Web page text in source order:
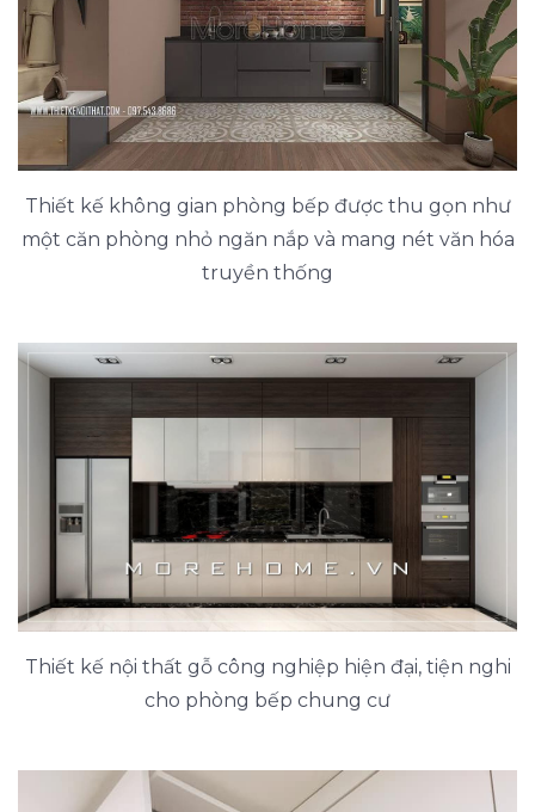
Thiết kế không gian phòng bếp được thu gọn như
một căn phòng nhỏ ngăn nắp và mang nét văn hóa
truyền thống
Thiết kế nội thất gỗ công nghiệp hiện đại, tiện nghi
cho phòng bếp chung cư